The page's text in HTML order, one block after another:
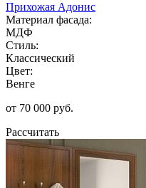
Прихожая Адонис
Материал фасада:
МДФ
Стиль:
Классический
Цвет:
Венге
от 70 000 руб.
Рассчитать